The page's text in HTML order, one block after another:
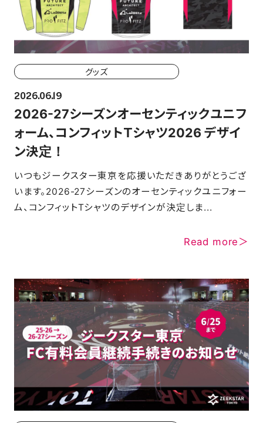
各座席について
観戦ガイド
FAN CLUB
マイページはこちら
CSR
SCHOOL
SHOP
CONTACT
お問い合わせ
CSRのご依頼
グッズ
2026.06.19
2026-27シーズンオーセンティックユニフ
ォーム、コンフィットＴシャツ2026 デザイ
ン決定！
いつもジークスター東京を応援いただきありがとうござ
います。2026-27シーズンのオーセンティックユニフォー
ム、コンフィットTシャツのデザインが決定しま...
Read more＞